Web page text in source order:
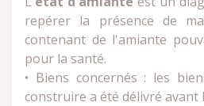
repérer la présence de
contenant de l'amiante
pour la santé.
• Biens concernés : les
construire a été délivré avant